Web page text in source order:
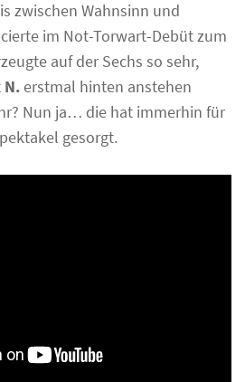
zwischen Wahnsinn und
im Not-Torwart-Debüt zum
auf der Sechs so sehr,
N.erstmal hinten anstehen
Nun ja… die hat immerhin für
gesorgt.